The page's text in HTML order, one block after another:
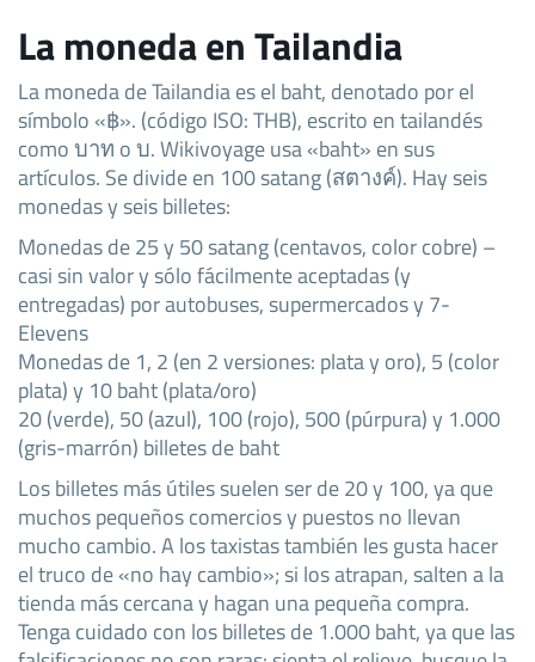
La moneda en Tailandia
La moneda de Tailandia es el baht, denotado por el
símbolo «฿». (código ISO: THB), escrito en tailandés
como บาท o บ. Wikivoyage usa «baht» en sus
artículos. Se divide en 100 satang (สตางค์). Hay seis
monedas y seis billetes:
Monedas de 25 y 50 satang (centavos, color cobre) –
casi sin valor y sólo fácilmente aceptadas (y
entregadas) por autobuses, supermercados y 7-
Elevens
Monedas de 1, 2 (en 2 versiones: plata y oro), 5 (color
plata) y 10 baht (plata/oro)
20 (verde), 50 (azul), 100 (rojo), 500 (púrpura) y 1.000
(gris-marrón) billetes de baht
Los billetes más útiles suelen ser de 20 y 100, ya que
muchos pequeños comercios y puestos no llevan
mucho cambio. A los taxistas también les gusta hacer
el truco de «no hay cambio»; si los atrapan, salten a la
tienda más cercana y hagan una pequeña compra.
Tenga cuidado con los billetes de 1.000 baht, ya que las